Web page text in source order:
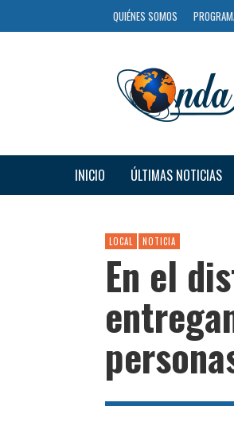
QUIÉNES SOMOS
INICIO ÚLTIMAS NOTICIAS
LOCAL NOTICIA
En el